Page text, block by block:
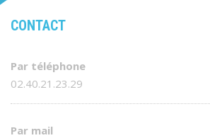
CONTACT
Par téléphone
02.40.21.23.29
Par mail